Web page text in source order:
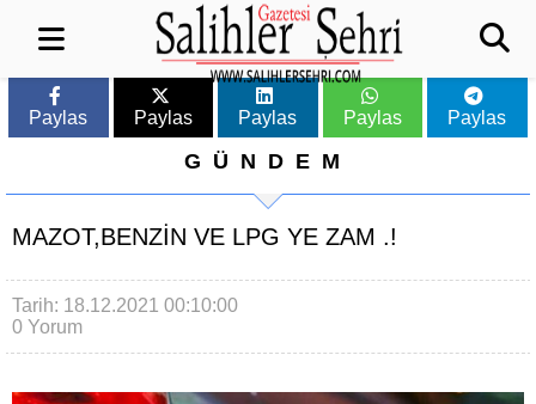
Paylas Paylas Paylas Paylas Paylas
GÜNDEM
MAZOT,BENZİN VE LPG YE ZAM .!
Tarih: 18.12.2021 00:10:00
0 Yorum